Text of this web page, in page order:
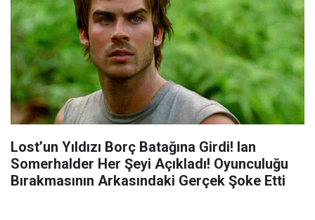
Lost’un Yıldızı Borç Batağına Girdi! Ian
Somerhalder Her Şeyi Açıkladı! Oyunculuğu
Bırakmasının Arkasındaki Gerçek Şoke Etti